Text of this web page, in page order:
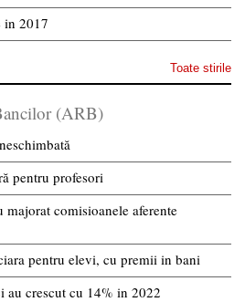
in 2017
Toate stirile
(ARB)
pentru profesori
comisioanele aferente
pentru elevi, cu premii in bani
au crescut cu 14% in 2022